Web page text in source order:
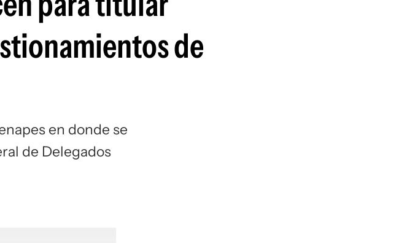
de
en donde se
de Delegados